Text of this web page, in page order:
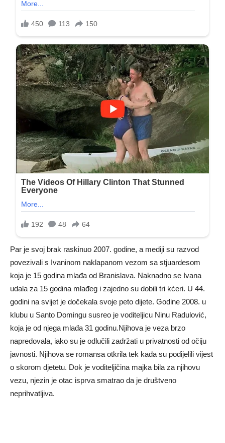
Par je svoj brak raskinuo 2007. godine, a mediji su razvod
povezivali s Ivaninom naklapanom vezom sa stjuardesom
koja je 15 godina mlađa od Branislava. Naknadno se Ivana
udala za 15 godina mlađeg i zajedno su dobili tri kćeri. U 44.
godini na svijet je dočekala svoje peto dijete. Godine 2008. u
klubu u Santo Domingu susreo je voditeljicu Ninu Radulović,
koja je od njega mlađa 31 godinu.Njihova je veza brzo
napredovala, iako su je odlučili zadržati u privatnosti od očiju
javnosti. Njihova se romansa otkrila tek kada su podijelili vijest
o skorom djetetu. Dok je voditeljičina majka bila za njihovu
vezu, njezin je otac isprva smatrao da je društveno
neprihvatljiva.